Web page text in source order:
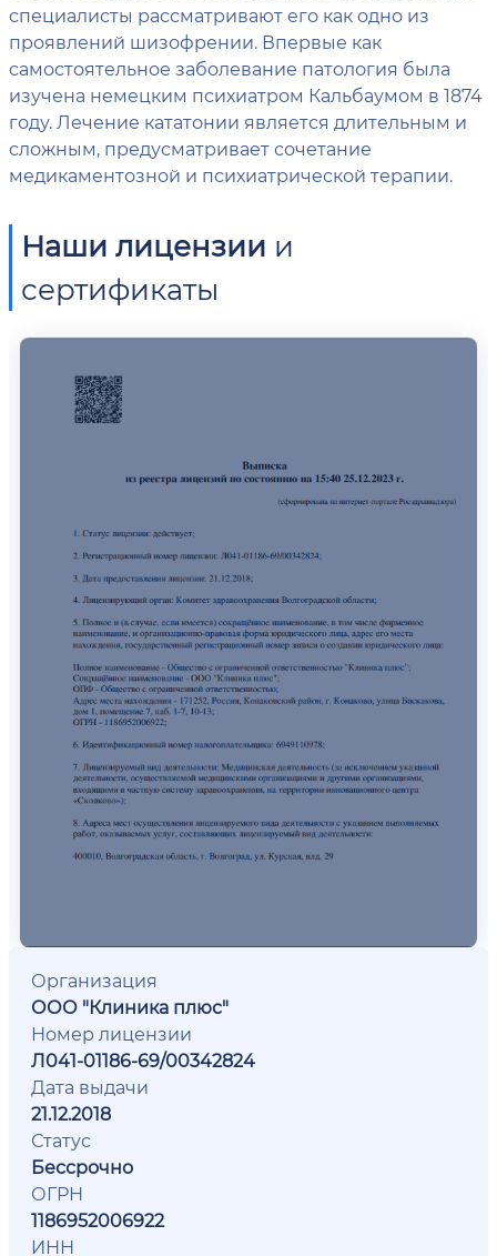
специалисты рассматривают его как одно из
проявлений шизофрении. Впервые как
самостоятельное заболевание патология была
изучена немецким психиатром Кальбаумом в 1874
году. Лечение кататонии является длительным и
сложным, предусматривает сочетание
медикаментозной и психиатрической терапии.
Наши лицензии и
сертификаты
Организация
ООО "Клиника плюс"
Номер лицензии
Л041-01186-69/00342824
Дата выдачи
21.12.2018
Статус
Бессрочно
ОГРН
1186952006922
ИНН